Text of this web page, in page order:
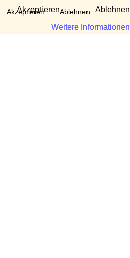
Akzeptieren Ablehnen
Weitere Informationen
Akzeptieren Ablehnen
Weitere Informationen